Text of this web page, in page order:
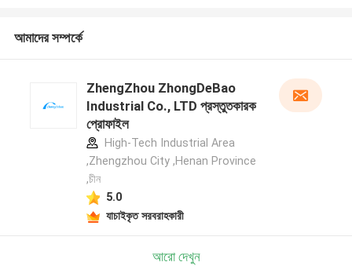
আমাদের সম্পর্কে
ZhengZhou ZhongDeBao
Industrial Co., LTD প্রস্তুতকারক
প্রোফাইল
High-Tech Industrial Area
,Zhengzhou City ,Henan Province
,চীন
5.0
যাচাইকৃত সরবরাহকারী
আরো দেখুন